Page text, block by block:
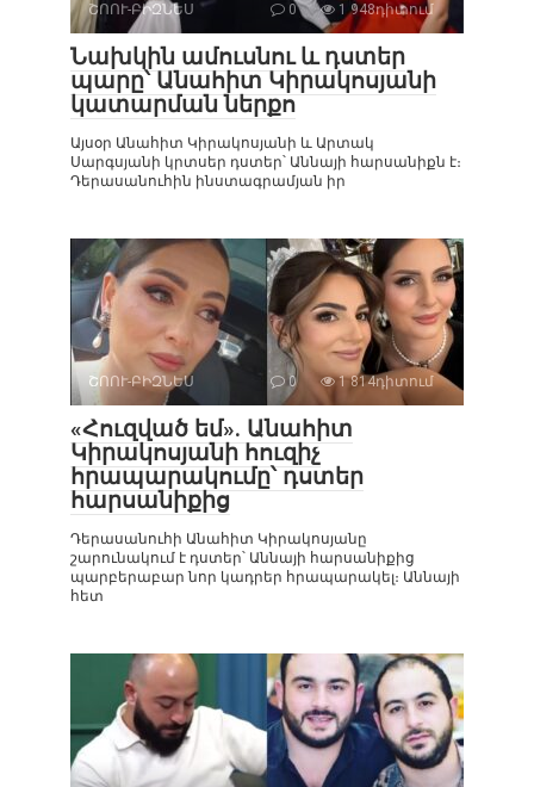
ՇՈՈՒ-ԲԻԶՆԵՍ 0 1 948դիտում
Նախկին ամուսնու և դստեր
պարը՝ Անահիտ Կիրակոսյանի
կատարման ներքո
Այսօր Անահիտ Կիրակոսյանի և Արտակ
Սարգսյանի կրտսեր դստեր՝ Աննայի հարսանիքն է։
Դերասանուհին ինստագրամյան իր
ՇՈՈՒ-ԲԻԶՆԵՍ 0 1 814դիտում
«Հուզված եմ». Անահիտ
Կիրակոսյանի հուզիչ
հրապարակումը՝ դստեր
հարսանիքից
Դերասանուհի Անահիտ Կիրակոսյանը
շարունակում է դստեր՝ Աննայի հարսանիքից
պարբերաբար նոր կադրեր հրապարակել։ Աննայի
հետ